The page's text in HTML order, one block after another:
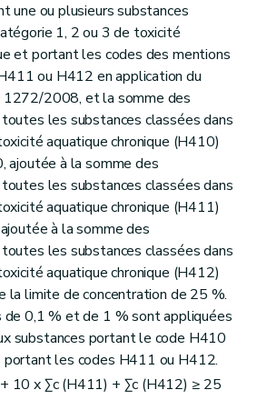
une ou plusieurs substances
1, 2 ou 3 de toxicité
et portant les codes des mentions
ou H412 en application du
1272/2008, et la somme des
les substances classées dans
aquatique chronique (H410)
ajoutée à la somme des
les substances classées dans
aquatique chronique (H411)
à la somme des
les substances classées dans
aquatique chronique (H412)
la limite de concentration de 25 %.
de 0,1 % et de 1 % sont appliquées
substances portant le code H410
portant les codes H411 ou H412.
10 x Σc (H411) + Σc (H412) ≥ 25